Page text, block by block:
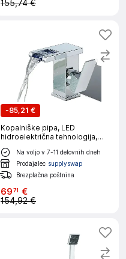
155,74 €
-85,21 €
Kopalniške pipa, LED
hidroelektrična tehnologija,
oblikovanje slapa, krom
Na voljo v 7-11 delovnih dneh
Prodajalec supplyswap
Brezplačna poštnina
6971 €
154,92 €